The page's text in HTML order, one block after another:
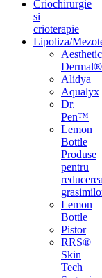
Criochirurgie
si
crioterapie
Lipoliza/
Aesthetic
Dermal®
Alidya
Aqualyx
Dr.
Pen™
Lemon
Bottle
Produse
pentru
reducerea
Lemon
Bottle
Pistor
RRS®
Skin
Tech